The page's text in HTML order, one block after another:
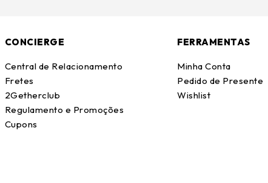
CONCIERGE
Central de Relacionamento
Fretes
2Getherclub
Regulamento e Promoções
Cupons
FERRAMENTAS
Minha Conta
Pedido de Presente
Wishlist